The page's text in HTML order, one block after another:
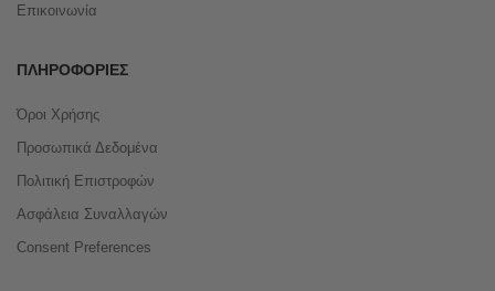
Επικοινωνία
ΠΛΗΡΟΦΟΡΊΕΣ
Όροι Χρήσης
Προσωπικά Δεδομένα
Πολιτική Επιστροφών
Ασφάλεια Συναλλαγών
Consent Preferences